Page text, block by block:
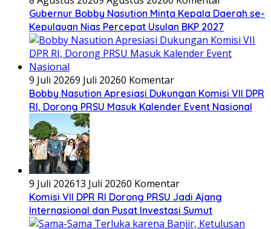
Gubernur Bobby Nasution Minta Kepala Daerah se-
Kepulauan Nias Percepat Usulan BKP 2027
9 Juli 20269 Juli 20260 Komentar
Bobby Nasution Apresiasi Dukungan Komisi VII DPR
RI, Dorong PRSU Masuk Kalender Event Nasional
9 Juli 202613 Juli 20260 Komentar
Komisi VII DPR RI Dorong PRSU Jadi Ajang
Internasional dan Pusat Investasi Sumut